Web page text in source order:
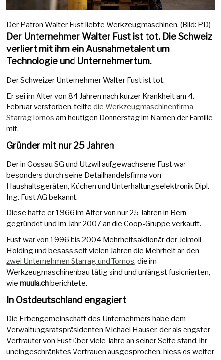
Der Patron Walter Fust liebte Werkzeugmaschinen. (Bild: PD)
Der Unternehmer Walter Fust ist tot. Die Schweiz
verliert mit ihm ein Ausnahmetalent um
Technologie und Unternehmertum.
Der Schweizer Unternehmer Walter Fust ist tot.
Er sei im Alter von 84 Jahren nach kurzer Krankheit am 4.
Februar verstorben, teiltedie Werkzeugmaschinenfirma
StarragTornos am heutigen Donnerstag im Namen der Familie
mit.
Gründer mit nur 25 Jahren
Der in Gossau SG und Utzwil aufgewachsene Fust war
besonders durch seine Detailhandelsfirma von
Haushaltsgeräten, Küchen und Unterhaltungselektronik Dipl.
Ing. Fust AG bekannt.
Diese hatte er 1966 im Alter von nur 25 Jahren in Bern
gegründet und im Jahr 2007 an die Coop-Gruppe verkauft.
Fust war von 1996 bis 2004 Mehrheitsaktionär der Jelmoli
Holding und besass seit vielen Jahren die Mehrheit an den
zwei Unternehmen Starrag und Tornos, die im
Werkzeugmaschinenbau tätig sind und unlängst fusionierten,
wiemuula.chberichtete.
In Ostdeutschland engagiert
Die Erbengemeinschaft des Unternehmers habe dem
Verwaltungsratspräsidenten Michael Hauser, der als engster
Vertrauter von Fust über viele Jahre an seiner Seite stand, ihr
uneingeschränktes Vertrauen ausgesprochen, hiess es weiter